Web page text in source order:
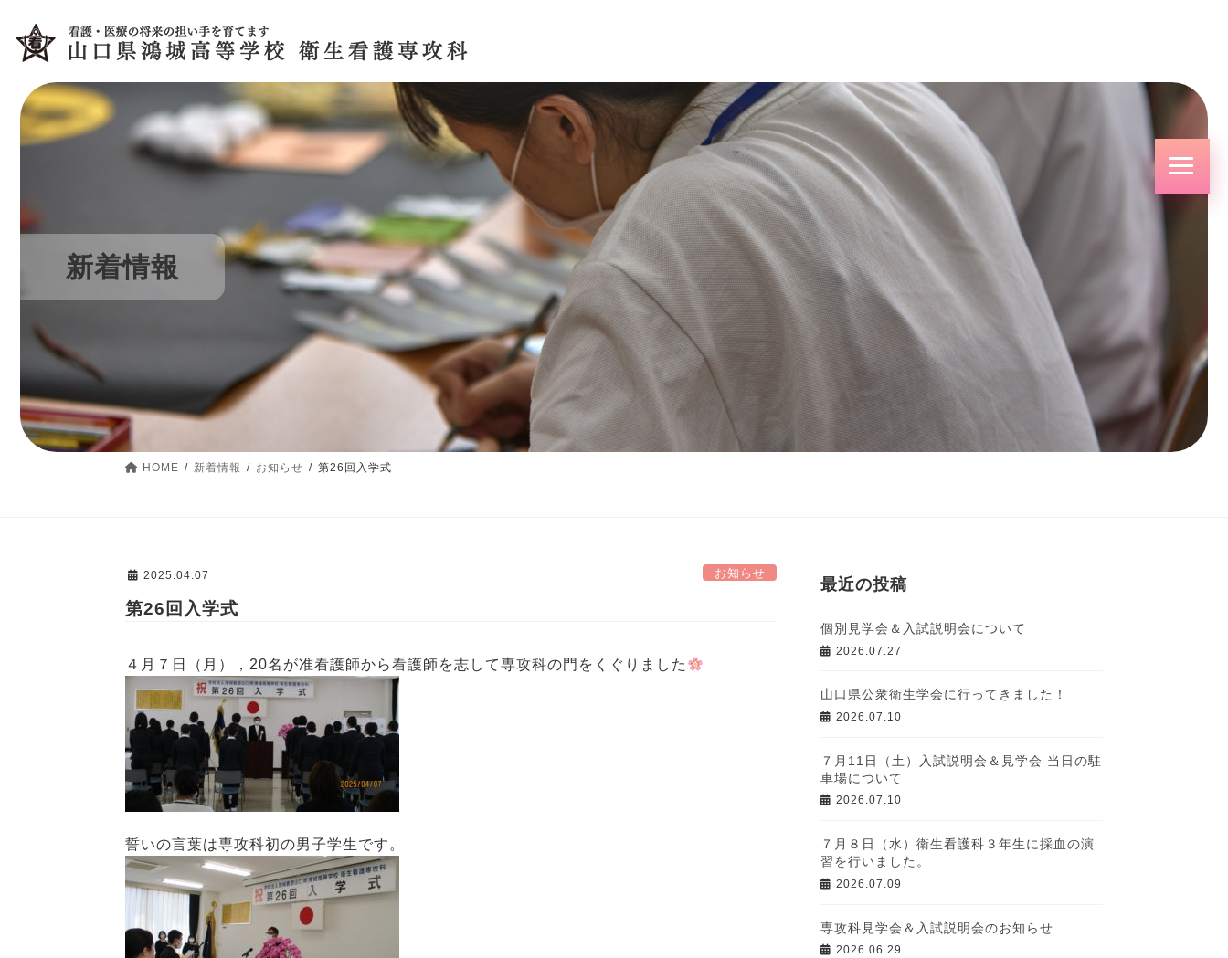
新着情報
HOME 新着情報 お知らせ 第26回入学式
2025.04.07 お知らせ
第26回入学式
４月７日（月），20名が准看護師から看護師を志して専攻科の門をくぐりました
誓いの言葉は専攻科初の男子学生です。
最近の投稿
個別見学会＆入試説明会について
2026.07.27
山口県公衆衛生学会に行ってきました！
2026.07.10
７月11日（土）入試説明会＆見学会 当日の駐
車場について
2026.07.10
７月８日（水）衛生看護科３年生に採血の演
習を行いました。
2026.07.09
専攻科見学会＆入試説明会のお知らせ
2026.06.29